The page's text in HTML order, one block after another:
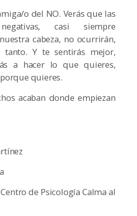
o del NO. Verás que las
negativas, casi siempre
cabeza, no ocurrirán,
Y te sentirás mejor,
a hacer lo que quieres,
quieres.
acaban donde empiezan
de Psicología Calma al